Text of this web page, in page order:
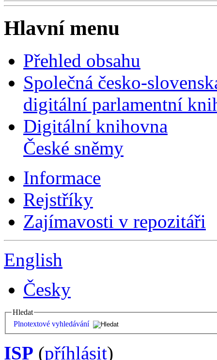
Hlavní menu
Přehled obsahu
Společná česko-
digitální parlamentní
Digitální knihovna
České sněmy
Informace
Rejstříky
Zajímavosti v repozitáři
English
Česky
Hledat
Plnotextové vyhledávání
ISP (příhlásit)